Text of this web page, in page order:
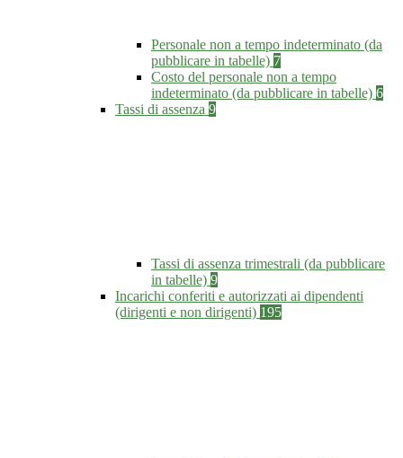
Personale non a tempo indeterminato (da
pubblicare in tabelle) 7
Costo del personale non a tempo
indeterminato (da pubblicare in tabelle) 6
Tassi di assenza 9
Tassi di assenza trimestrali (da pubblicare
in tabelle) 9
Incarichi conferiti e autorizzati ai dipendenti
(dirigenti e non dirigenti) 195